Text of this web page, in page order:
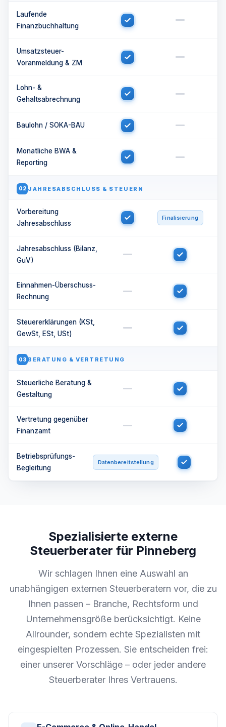
Laufende
Finanzbuchhaltung
Umsatzsteuer-
Voranmeldung & ZM
Lohn- &
Gehaltsabrechnung
Baulohn / SOKA-BAU
Monatliche BWA &
Reporting
02 JAHRESABSCHLUSS & STEUERN
Vorbereitung
Jahresabschluss
Finalisierung
Jahresabschluss (Bilanz,
GuV)
Einnahmen-Überschuss-
Rechnung
Steuererklärungen (KSt,
GewSt, ESt, USt)
03 BERATUNG & VERTRETUNG
Steuerliche Beratung &
Gestaltung
Vertretung gegenüber
Finanzamt
Betriebsprüfungs-
Begleitung
Datenbereitstellung
Spezialisierte externe
Steuerberater für Pinneberg
Wir schlagen Ihnen eine Auswahl an
unabhängigen externen Steuerberatern vor, die zu
Ihnen passen – Branche, Rechtsform und
Unternehmensgröße berücksichtigt. Keine
Allrounder, sondern echte Spezialisten mit
eingespielten Prozessen. Sie entscheiden frei:
einer unserer Vorschläge – oder jeder andere
Steuerberater Ihres Vertrauens.